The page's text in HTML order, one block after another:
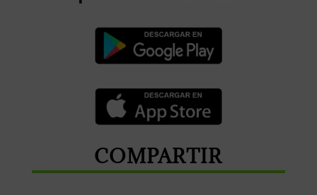
COMPARTIR